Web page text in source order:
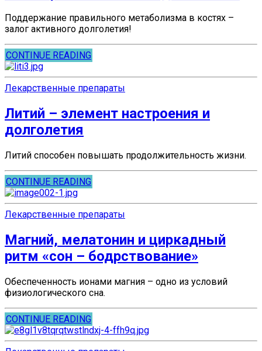
Поддержание правильного метаболизма в костях –
залог активного долголетия!
CONTINUE READING
Лекарственные препараты
Литий – элемент настроения и
долголетия
Литий способен повышать продолжительность жизни.
CONTINUE READING
Лекарственные препараты
Магний, мелатонин и циркадный
ритм «сон – бодрствование»
Обеспеченность ионами магния – одно из условий
физиологического сна.
CONTINUE READING